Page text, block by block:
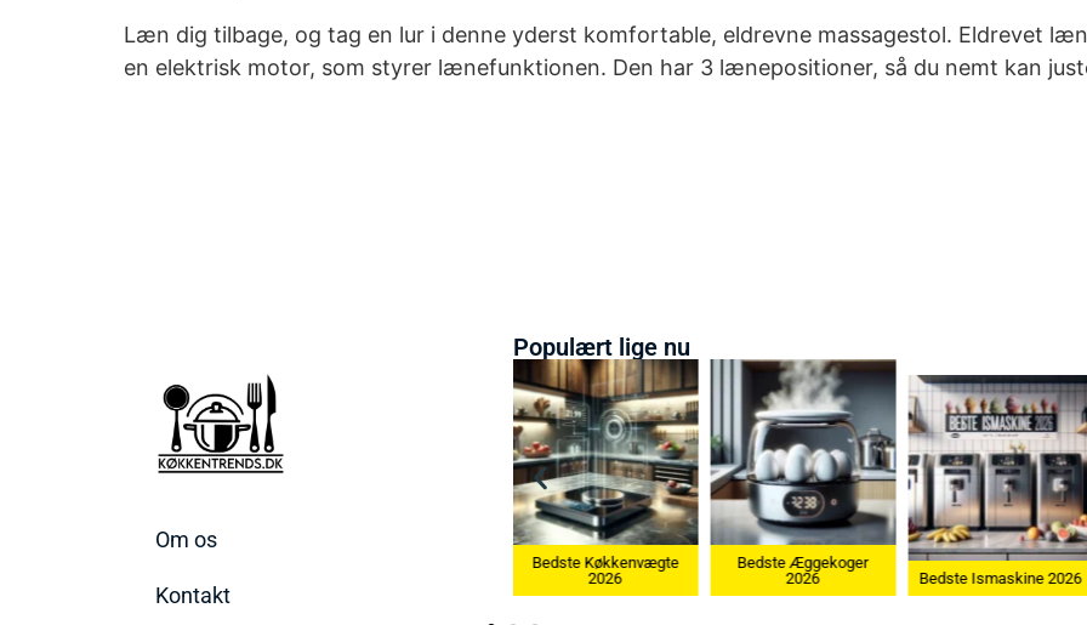
Læn dig tilbage, og tag en lur i denne yderst komfortable, eldrevne massagestol. Eldrevet
en elektrisk motor, som styrer lænefunktionen. Den har 3 lænepositioner, så du nemt kan
Om os
Kontakt
Populært lige nu
Bedste Køkkenvægte
2026
Bedste Æggekoger
2026
Bedste Ismaskine 2026